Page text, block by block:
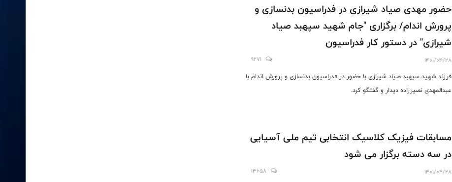
حضور مهدی صیاد شیرازی در فدراسیون بدنسازی و
پرورش اندام/ برگزاری "جام شهید سپهبد صیاد
شیرازی" در دستور کار فدراسیون
1401/04/28
9271
فرزند شهید سپهبد صیاد شیرازی با حضور در فدراسیون بدنسازی و پرورش اندام با
عبدالمهدی نصیرزاده دیدار و گفتگو کرد.
مسابقات فیزیک کلاسیک انتخابی تیم ملی آسیایی
در سه دسته برگزار می شود
1401/04/28
13658